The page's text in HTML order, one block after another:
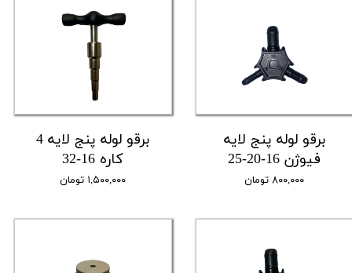
برقو لوله پنج لایه
فیوژن 16-20-25
۸۰۰,۰۰۰ تومان
برقو لوله پنج لایه 4
کاره 16-32
۱,۵۰۰,۰۰۰ تومان